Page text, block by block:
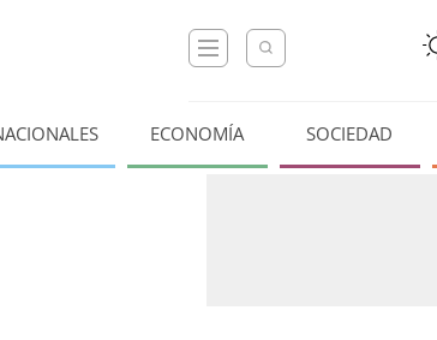
ECONOMÍA SOCIEDAD